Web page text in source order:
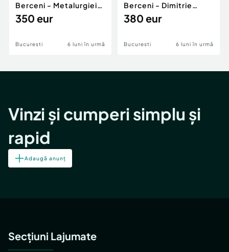
Berceni - Metalurgiei
Park - Postalionul
350 eur
Bucuresti 6 luni în urmă
Berceni - Dimitrie
Leonida
380 eur
Bucuresti 6 luni în urmă
Vinzi și cumperi simplu și
rapid
Adaugă anunț
Secțiuni Lajumate